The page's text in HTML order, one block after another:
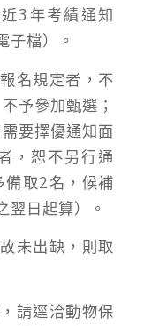
3年考績通知
子檔）。
名規定者，不
予參加甄選；
要擇優通知面
，恕不另行通
備取2名，候補
翌日起算）。
未出缺，則取
請逕洽動物保